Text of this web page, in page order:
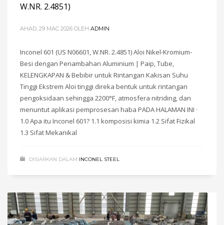
W.NR. 2.4851)
AHAD, 29 MAC 2026 OLEH ADMIN
Inconel 601 (US N06601, W.NR. 2.4851) Aloi Nikel-Kromium-
Besi dengan Penambahan Aluminium | Paip, Tube,
KELENGKAPAN & Bebibir untuk Rintangan Kakisan Suhu
Tinggi Ekstrem Aloi tinggi direka bentuk untuk rintangan
pengoksidaan sehingga 2200°F, atmosfera nitriding, dan
menuntut aplikasi pemprosesan haba PADA HALAMAN INI ·
1.0 Apa itu Inconel 601? 1.1 komposisi kimia 1.2 Sifat Fizikal
1.3 Sifat Mekanikal
DISIARKAN DALAM INCONEL STEEL